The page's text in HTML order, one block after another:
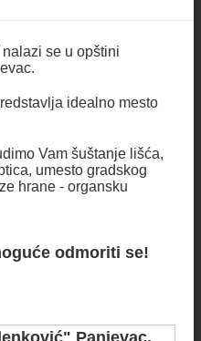
se u opštini
idealno mesto
Vam šuštanje lišća,
umesto gradskog
hrane - organsku
odmoriti se!